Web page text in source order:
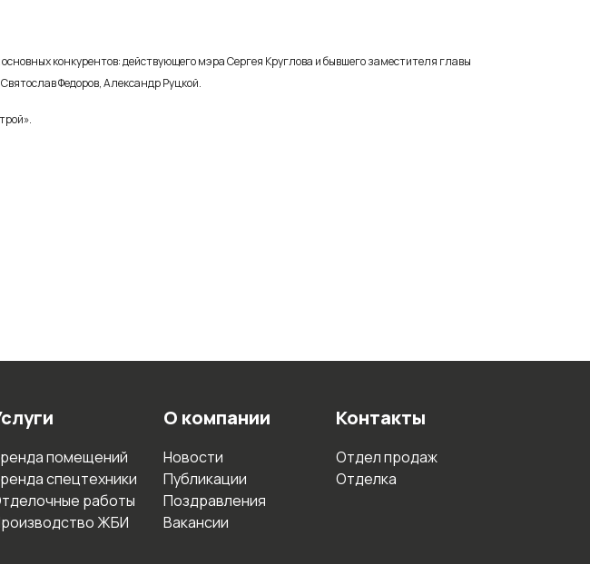
конкурентов: действующего мэра Сергея Круглова и бывшего заместителя главы
Федоров, Александр Руцкой.
помещений
спецтехники
работы
ЖБИ
О компании
Новости
Публикации
Поздравления
Вакансии
Контакты
Отдел продаж
Отделка